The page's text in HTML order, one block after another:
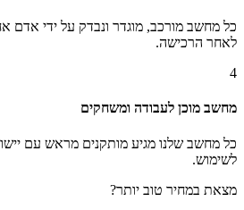
כל מחשב מורכב, מוגדר ונבדק על ידי אדם
לאחר הרכישה.
4
מחשב מוכן לעבודה ומשחקים
כל מחשב שלנו מגיע מותקנים מראש עם
לשימוש.
מצאת במחיר טוב יותר?